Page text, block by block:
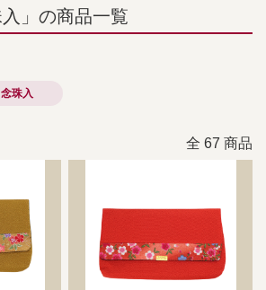
入」の商品一覧
念珠入
全 67 商品